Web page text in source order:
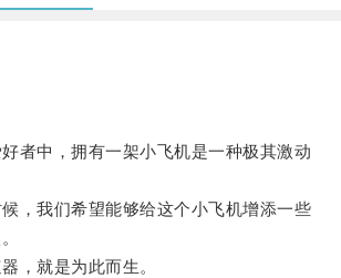
中，拥有一架小飞机是一种极其激动
我们希望能够给这个小飞机增添一些
就是为此而生。